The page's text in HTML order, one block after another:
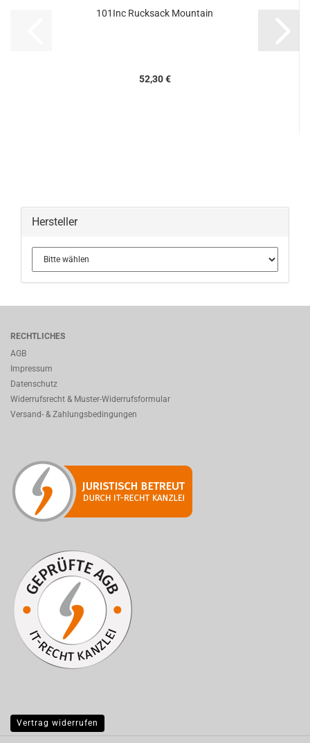
101Inc Rucksack Mountain
52,30 €
Hersteller
RECHTLICHES
AGB
Impressum
Datenschutz
Widerrufsrecht & Muster-Widerrufsformular
Versand- & Zahlungsbedingungen
Vertrag widerrufen